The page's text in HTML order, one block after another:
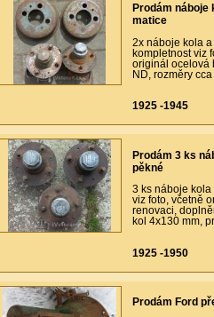
Prodám
matice
2x náboje kola
kompletnost viz
originál ocelová
ND, rozměry
1925 -1945
Prodám 3 ks
pěkné
3 ks náboje kola
viz foto, včetně
renovaci,
kol 4x130 mm,
1925 -1950
Prodám Ford